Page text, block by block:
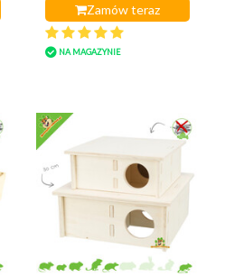
Zamów teraz
NA MAGAZYNIE